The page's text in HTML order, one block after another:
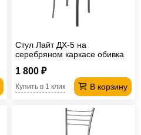
Стул Лайт ДХ-5 на
серебряном каркасе обивка
1 800 ₽
В корзину
Купить в 1 клик